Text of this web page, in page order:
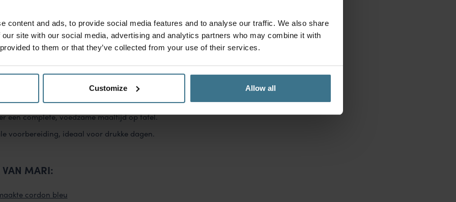
content and ads, to provide social media features and to analyse our traffic. We also share
site with our social media, advertising and analytics partners who may combine it with
to them or that they’ve collected from your use of their services.
Customize Allow all
AARDAPPEL EEN IDEAAL MEAL PREP
schuif je de ovenschaal alleen nog in de oven.
en op het juiste moment toe te voegen,
en structuur.
een complete, voedzame maaltijd op tafel.
voorbereiding, ideaal voor drukke dagen.
VAN MARI:
cordon bleu